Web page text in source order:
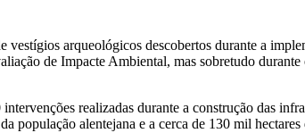
arqueológicos descobertos durante a
de Impacte Ambiental, mas sobretudo durante
realizadas durante a construção das
população alentejana e a cerca de 130 mil hectares